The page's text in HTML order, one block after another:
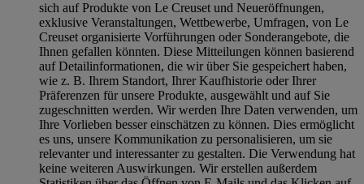
sich auf Produkte von Le Creuset und Neueröffnungen,
exklusive Veranstaltungen, Wettbewerbe, Umfragen, von Le
Creuset organisierte Vorführungen oder Sonderangebote, die
Ihnen gefallen könnten. Diese Mitteilungen können basierend
auf Detailinformationen, die wir über Sie gespeichert haben,
wie z. B. Ihrem Standort, Ihrer Kaufhistorie oder Ihrer
Präferenzen für unsere Produkte, ausgewählt und auf Sie
zugeschnitten werden. Wir werden Ihre Daten verwenden, um
Ihre Vorlieben besser einschätzen zu können. Dies ermöglicht
es uns, unsere Kommunikation zu personalisieren, um sie
relevanter und interessanter zu gestalten. Die Verwendung hat
keine weiteren Auswirkungen. Wir erstellen außerdem